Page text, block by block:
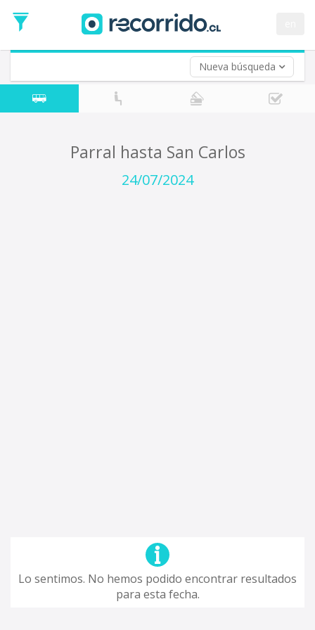
Nueva búsqueda
de
Ida
Vuelta (opcional)
Fecha
de
Parral hasta San Carlos
24/07/2024
Lo sentimos. No hemos podido encontrar resultados
para esta fecha.